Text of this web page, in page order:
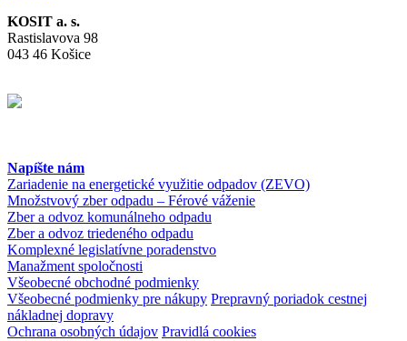
KOSIT a. s.
Rastislavova 98
043 46 Košice
Napíšte nám
Zariadenie na energetické využitie odpadov (ZEVO)
Množstvový zber odpadu – Férové váženie
Zber a odvoz komunálneho odpadu
Zber a odvoz triedeného odpadu
Komplexné legislatívne poradenstvo
Manažment spoločnosti
Všeobecné obchodné podmienky
Všeobecné podmienky pre nákupy Prepravný poriadok cestnej
nákladnej dopravy
Ochrana osobných údajov Pravidlá cookies